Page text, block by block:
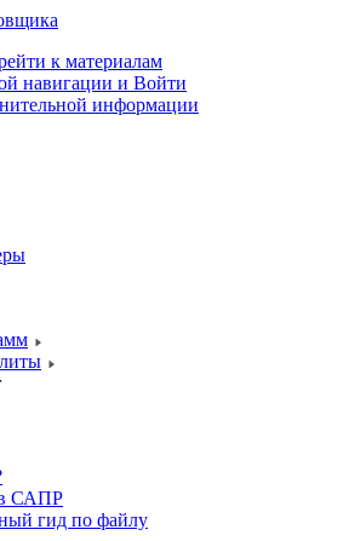
к материалам
навигации и Войти
информации
САПР
гид по файлу